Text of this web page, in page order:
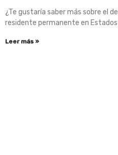
¿Te gustaría saber más sobre el
residente permanente en Estados
Leer más »